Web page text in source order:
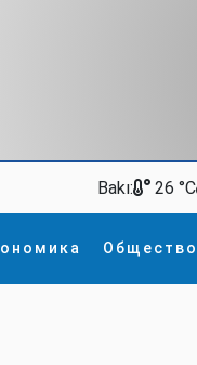
Bakı: 26 °C
Общество